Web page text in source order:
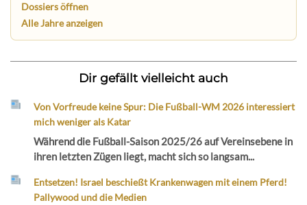
Dossiers öffnen
Alle Jahre anzeigen
Dir gefällt vielleicht auch
Von Vorfreude keine Spur: Die Fußball-WM 2026 interessiert
mich weniger als Katar
Während die Fußball-Saison 2025/26 auf Vereinsebene in
ihren letzten Zügen liegt, macht sich so langsam...
Entsetzen! Israel beschießt Krankenwagen mit einem Pferd!
Pallywood und die Medien